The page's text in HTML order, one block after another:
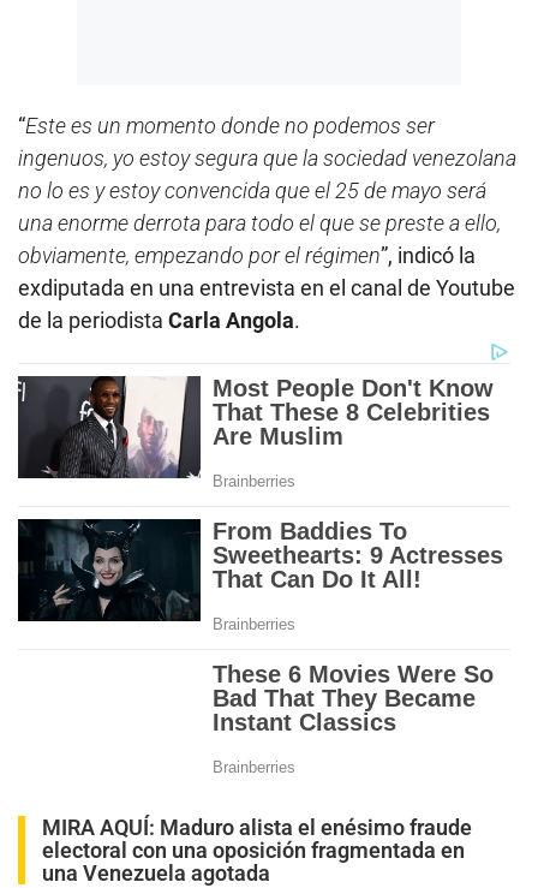
“Este es un momento donde no podemos ser
ingenuos, yo estoy segura que la sociedad venezolana
no lo es y estoy convencida que el 25 de mayo será
una enorme derrota para todo el que se preste a ello,
obviamente, empezando por el régimen”, indicó la
exdiputada en una entrevista en el canal de Youtube
de la periodista Carla Angola.
MIRA AQUÍ: Maduro alista el enésimo fraude
electoral con una oposición fragmentada en
una Venezuela agotada